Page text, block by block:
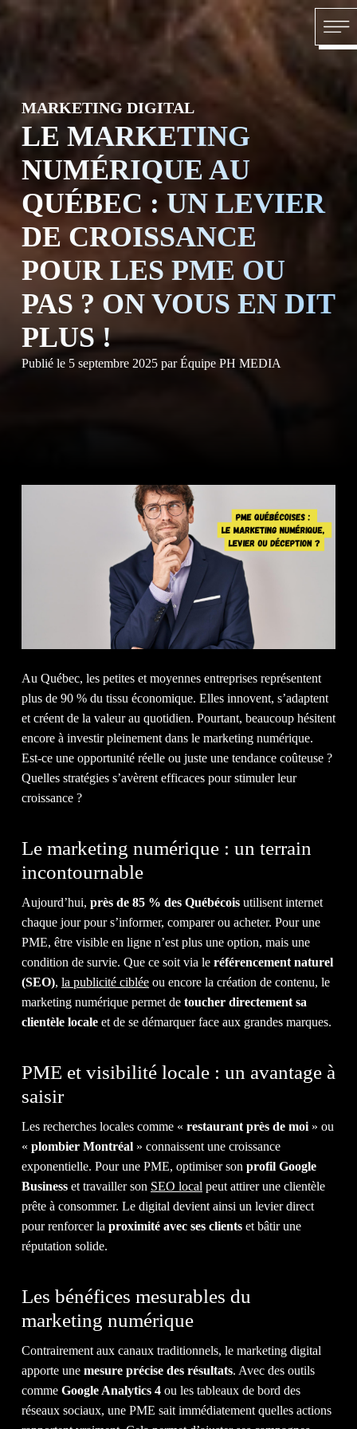
Skip to content
À
NOS
NOS
NOTRE
&
NOUS
MARKETING DIGITAL
LE MARKETING
NUMÉRIQUE AU
QUÉBEC : UN LEVIER
DE CROISSANCE
POUR LES PME OU
PAS ? ON VOUS EN DIT
PLUS !
Publié le 5 septembre 2025 par Équipe PH MEDIA
Au Québec, les petites et moyennes entreprises représentent
plus de 90 % du tissu économique. Elles innovent, s’adaptent
et créent de la valeur au quotidien. Pourtant, beaucoup hésitent
encore à investir pleinement dans le marketing numérique.
Est-ce une opportunité réelle ou juste une tendance coûteuse ?
Quelles stratégies s’avèrent efficaces pour stimuler leur
croissance ?
Le marketing numérique : un terrain
incontournable
Aujourd’hui, près de 85 % des Québécois utilisent internet
chaque jour pour s’informer, comparer ou acheter. Pour une
PME, être visible en ligne n’est plus une option, mais une
condition de survie. Que ce soit via le référencement naturel
(SEO), la publicité ciblée ou encore la création de contenu, le
marketing numérique permet de toucher directement sa
clientèle locale et de se démarquer face aux grandes marques.
PME et visibilité locale : un avantage à
saisir
Les recherches locales comme « restaurant près de moi » ou
« plombier Montréal » connaissent une croissance
exponentielle. Pour une PME, optimiser son profil Google
Business et travailler son SEO local peut attirer une clientèle
prête à consommer. Le digital devient ainsi un levier direct
pour renforcer la proximité avec ses clients et bâtir une
réputation solide.
Les bénéfices mesurables du
marketing numérique
Contrairement aux canaux traditionnels, le marketing digital
apporte une mesure précise des résultats. Avec des outils
comme Google Analytics 4 ou les tableaux de bord des
réseaux sociaux, une PME sait immédiatement quelles actions